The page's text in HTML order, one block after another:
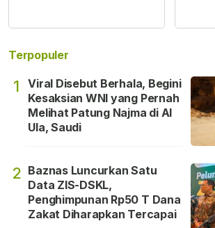
Terpopuler
1
Viral Disebut Berhala, Begini
Kesaksian WNI yang Pernah
Melihat Patung Najma di Al
Ula, Saudi
2 Baznas Luncurkan Satu
Data ZIS-DSKL,
Penghimpunan Rp50 T Dana
Zakat Diharapkan Tercapai